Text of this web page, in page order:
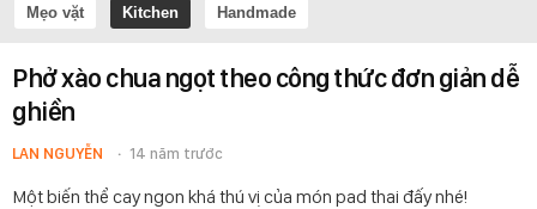
Mẹo vặt Kitchen Handmade
Phở xào chua ngọt theo công thức đơn giản dễ
ghiền
LAN NGUYỄN 14 năm trước
Một biến thể cay ngon khá thú vị của món pad thai đấy nhé!